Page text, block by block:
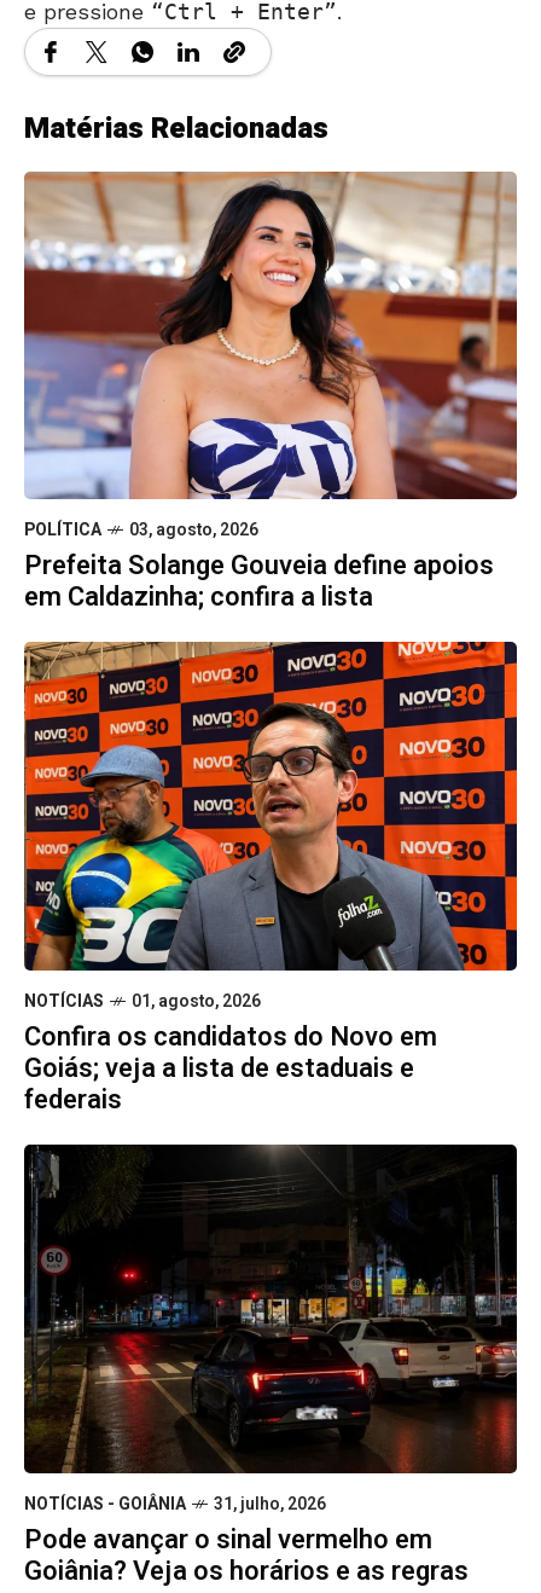
e pressione Ctrl + Enter .
Matérias Relacionadas
POLÍTICA 03, agosto, 2026
Prefeita Solange Gouveia define apoios
em Caldazinha; confira a lista
NOTÍCIAS 01, agosto, 2026
Confira os candidatos do Novo em
Goiás; veja a lista de estaduais e
federais
NOTÍCIAS - GOIÂNIA 31, julho, 2026
Pode avançar o sinal vermelho em
Goiânia? Veja os horários e as regras